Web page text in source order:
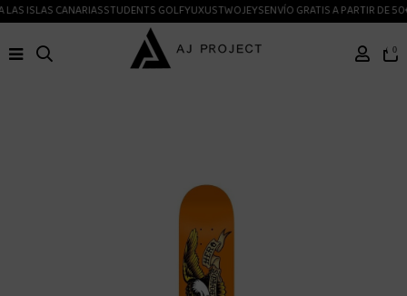
ISLAS CANARIASSTUDENTS GOLFYUXUSTWOJEYSENVÍO GRATIS A PARTIR DE 50€
0